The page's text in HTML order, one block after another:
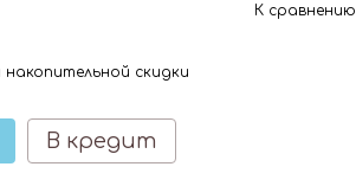
К сравнению
скидки
В кредит